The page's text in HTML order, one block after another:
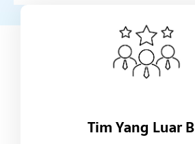
Tim Yang Luar